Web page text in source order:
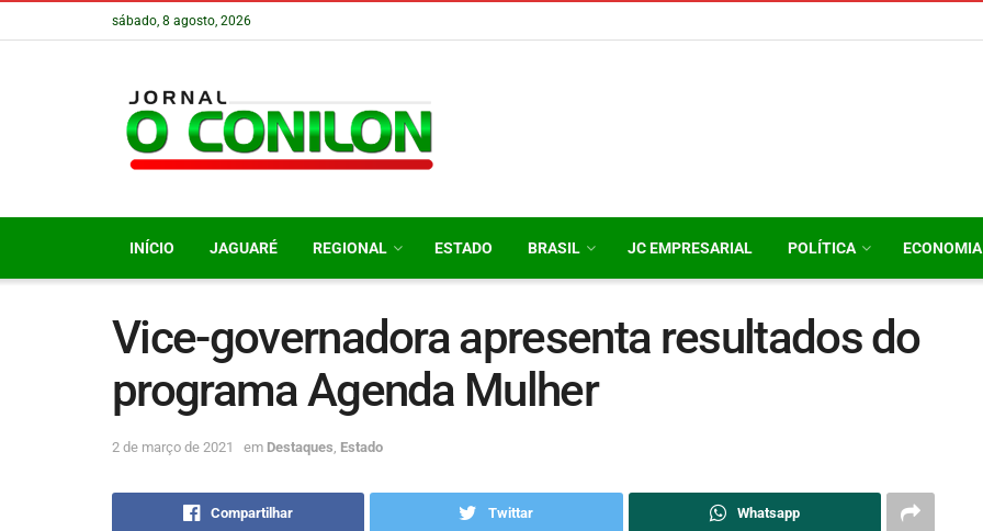
sábado, 8 agosto, 2026
INÍCIO JAGUARÉ REGIONAL ESTADO BRASIL JC EMPRESARIAL POLÍTICA ECONOMIA
Vice-governadora apresenta resultados do
programa Agenda Mulher
2 de março de 2021 em Destaques Estado
Compartilhar Twittar Whatsapp